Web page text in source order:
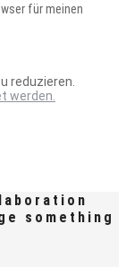
für meinen
reduzieren.
werden.
something